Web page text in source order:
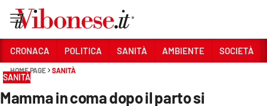
Sezioni
CRONACA
CRONACA POLITICA SANITÀ AMBIENTE SOCIETÀ
HOME PAGE SANITÀ
SANITÀ
Mamma in coma dopo il parto si